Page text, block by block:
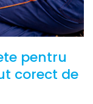
pentru
corect de